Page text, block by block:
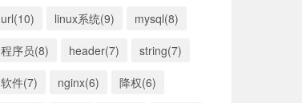
url(10)
linux系统(9)
mysql(8)
程序员(8)
header(7)
string(7)
软件(7)
nginx(6)
降权(6)